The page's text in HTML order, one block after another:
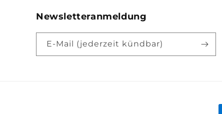
Newsletteranmeldung
E-Mail (jederzeit kündbar)